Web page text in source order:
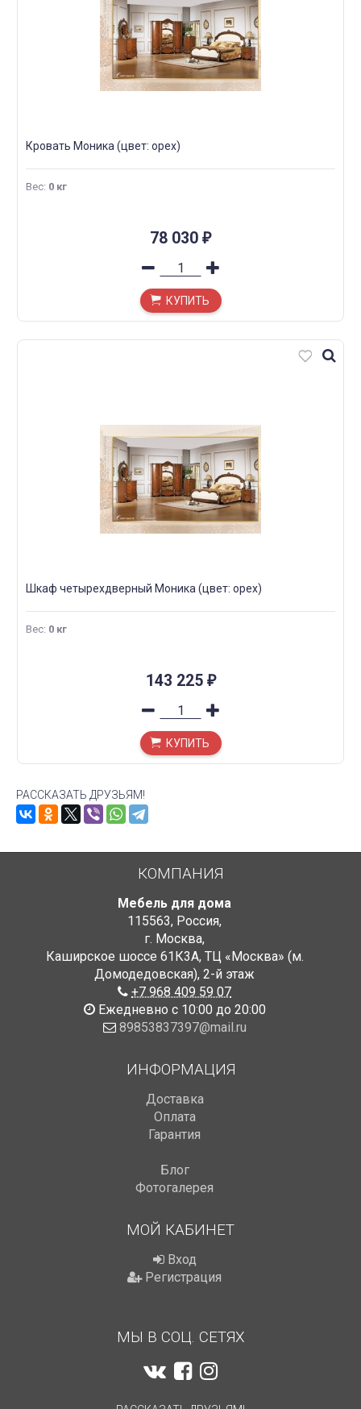
Кровать Моника (цвет: орех)
Вес: 0 кг
78 030 ₽
КУПИТЬ
Шкаф четырехдверный Моника (цвет: орех)
Вес: 0 кг
143 225 ₽
КУПИТЬ
РАССКАЗАТЬ ДРУЗЬЯМ!
КОМПАНИЯ
Мебель для дома
115563, Россия,
г. Москва,
Каширское шоссе 61К3А, ТЦ «Москва» (м.
Домодедовская), 2-й этаж
+7 968 409 59 07
Ежедневно с 10:00 до 20:00
89853837397@mail.ru
ИНФОРМАЦИЯ
Доставка
Оплата
Гарантия
Блог
Фотогалерея
МОЙ КАБИНЕТ
Вход
Регистрация
МЫ В СОЦ. СЕТЯХ